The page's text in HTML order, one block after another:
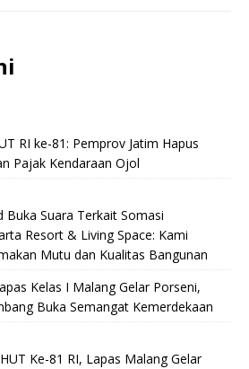
RI ke-81: Pemprov Jatim Hapus
Pajak Kendaraan Ojol
Buka Suara Terkait Somasi
Resort & Living Space: Kami
Mutu dan Kualitas Bangunan
Kelas I Malang Gelar Porseni,
Buka Semangat Kemerdekaan
Ke-81 RI, Lapas Malang Gelar